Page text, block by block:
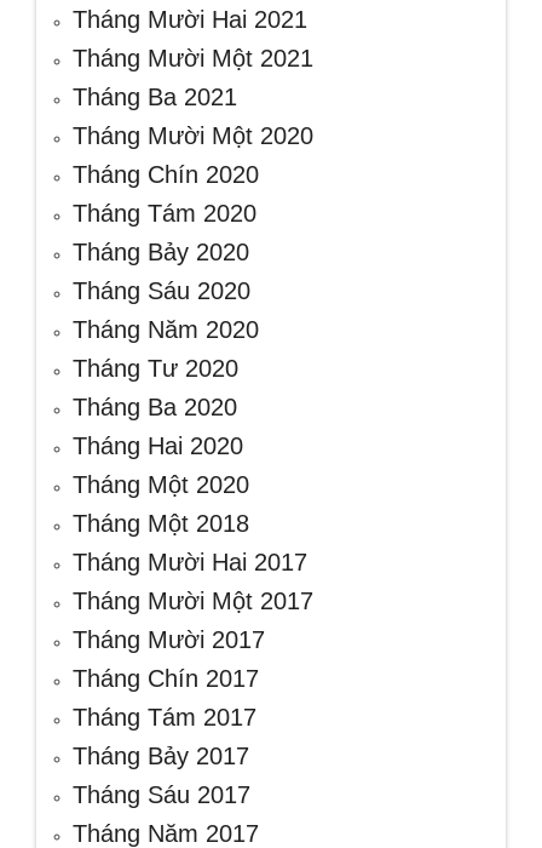
Tháng Mười Hai 2021
Tháng Mười Một 2021
Tháng Ba 2021
Tháng Mười Một 2020
Tháng Chín 2020
Tháng Tám 2020
Tháng Bảy 2020
Tháng Sáu 2020
Tháng Năm 2020
Tháng Tư 2020
Tháng Ba 2020
Tháng Hai 2020
Tháng Một 2020
Tháng Một 2018
Tháng Mười Hai 2017
Tháng Mười Một 2017
Tháng Mười 2017
Tháng Chín 2017
Tháng Tám 2017
Tháng Bảy 2017
Tháng Sáu 2017
Tháng Năm 2017